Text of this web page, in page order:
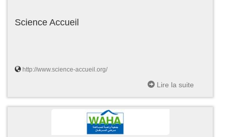
Science Accueil
http://www.science-accueil.org/
Lire la suite